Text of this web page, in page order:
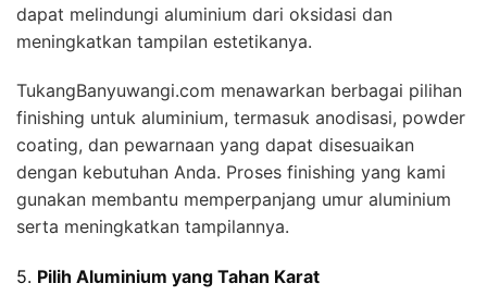
dapat melindungi aluminium dari oksidasi dan
meningkatkan tampilan estetikanya.
TukangBanyuwangi.com menawarkan berbagai pilihan
finishing untuk aluminium, termasuk anodisasi, powder
coating, dan pewarnaan yang dapat disesuaikan
dengan kebutuhan Anda. Proses finishing yang kami
gunakan membantu memperpanjang umur aluminium
serta meningkatkan tampilannya.
5. Pilih Aluminium yang Tahan Karat